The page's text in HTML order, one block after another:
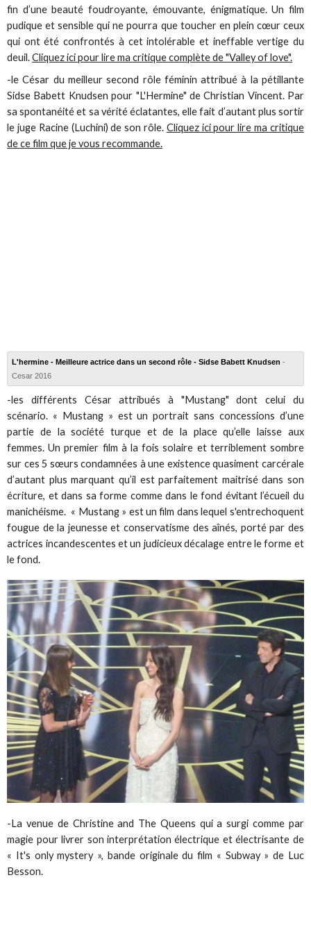
fin d’une beauté foudroyante, émouvante, énigmatique. Un film
pudique et sensible qui ne pourra que toucher en plein cœur ceux
qui ont été confrontés à cet intolérable et ineffable vertige du
deuil.Cliquez ici pour lire ma critique complète de "Valley of love".
-le César du meilleur second rôle féminin attribué à la pétillante
Sidse Babett Knudsen pour "L'Hermine" de Christian Vincent. Par
sa spontanéité et sa vérité éclatantes, elle fait d’autant plus sortir
le juge Racine (Luchini) de son rôle. Cliquez ici pour lire ma critique
de ce film que je vous recommande.
L'hermine - Meilleure actrice dans un second rôle - Sidse Babett Knudsen -
Cesar 2016
-les différents César attribués à "Mustang" dont celui du
scénario. « Mustang » est un portrait sans concessions d’une
partie de la société turque et de la place qu’elle laisse aux
femmes. Un premier film à la fois solaire et terriblement sombre
sur ces 5 sœurs condamnées à une existence quasiment carcérale
d’autant plus marquant qu’il est parfaitement maitrisé dans son
écriture, et dans sa forme comme dans le fond évitant l’écueil du
manichéisme. « Mustang » est un film dans lequel s'entrechoquent
fougue de la jeunesse et conservatisme des aînés, porté par des
actrices incandescentes et un judicieux décalage entre le forme et
le fond.
-La venue de Christine and The Queens qui a surgi comme par
magie pour livrer son interprétation électrique et électrisante de
« It's only mystery », bande originale du film « Subway » de Luc
Besson.